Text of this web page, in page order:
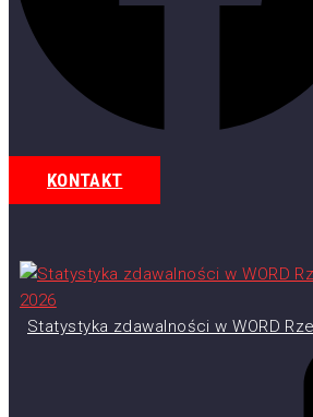
KONTAKT
Statystyka zdawalności w WORD